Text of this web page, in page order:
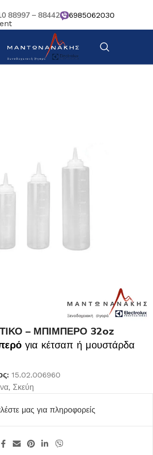
88997 – 88442 6985062030
– ΜΠΙΜΠΕΡΟ 32oz
για κέτσαπ ή μουστάρδα
15.02.006960
, Σκεύη
μας για πληροφορείς